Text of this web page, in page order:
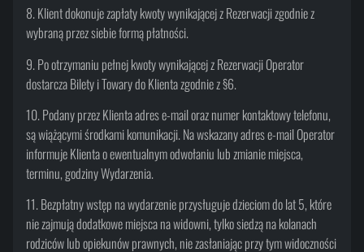
8. Klient dokonuje zapłaty kwoty wynikającej z Rezerwacji zgodnie z
wybraną przez siebie formą płatności.
9. Po otrzymaniu pełnej kwoty wynikającej z Rezerwacji Operator
dostarcza Bilety i Towary do Klienta zgodnie z §6.
10. Podany przez Klienta adres e-mail oraz numer kontaktowy telefonu,
są wiążącymi środkami komunikacji. Na wskazany adres e-mail Operator
informuje Klienta o ewentualnym odwołaniu lub zmianie miejsca,
terminu, godziny Wydarzenia.
11. Bezpłatny wstęp na wydarzenie przysługuje dzieciom do lat 5, które
nie zajmują dodatkowe miejsca na widowni, tylko siedzą na kolanach
rodziców lub opiekunów prawnych, nie zasłaniając przy tym widoczności